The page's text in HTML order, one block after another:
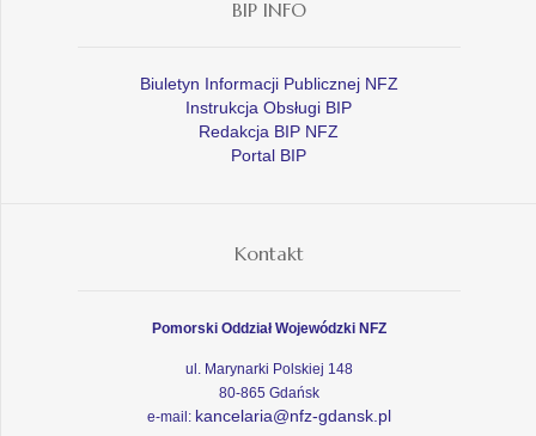
BIP INFO
Biuletyn Informacji Publicznej NFZ
Instrukcja Obsługi BIP
Redakcja BIP NFZ
Portal BIP
Kontakt
Pomorski Oddział Wojewódzki NFZ
ul. Marynarki Polskiej 148
80-865 Gdańsk
e-mail: kancelaria@nfz-gdansk.pl